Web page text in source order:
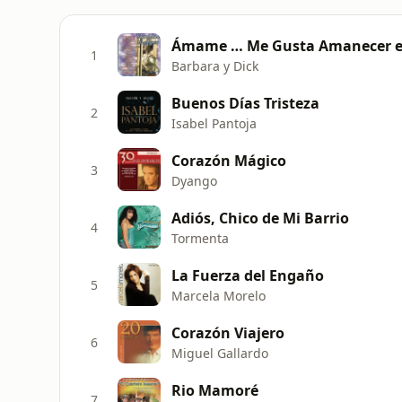
1 Ámame … Me Gusta Amanecer
Barbara y Dick
2 Buenos Días Tristeza
Isabel Pantoja
3 Corazón Mágico
Dyango
4 Adiós, Chico de Mi Barrio
Tormenta
5 La Fuerza del Engaño
Marcela Morelo
6 Corazón Viajero
Miguel Gallardo
Rio Mamoré